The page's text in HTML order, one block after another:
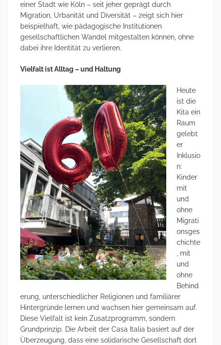
einer Stadt wie Köln – seit jeher geprägt durch
Migration, Urbanität und Diversität – zeigt sich hier
beispielhaft, wie pädagogische Institutionen
gesellschaftlichen Wandel mitgestalten können, ohne
dabei ihre Identität zu verlieren.
Vielfalt ist Alltag – und Haltung
Heute
ist die
Kita ein
Raum
gelebt
er
Inklusio
n:
Kinder
mit
und
ohne
Migrati
onsges
chichte
, mit
und
ohne
Behind
erung, unterschiedlicher Religionen und familiärer
Hintergründe lernen und wachsen hier gemeinsam auf.
Diese Vielfalt ist kein Zusatzprogramm, sondern
Grundprinzip. Die Arbeit der Casa Italia basiert auf der
Überzeugung, dass eine solidarische Gesellschaft dort